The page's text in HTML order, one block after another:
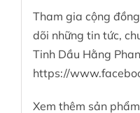
Tham gia cộng
dõi những tin tức,
Tinh Dầu Hằng
https://
Xem thêm sản